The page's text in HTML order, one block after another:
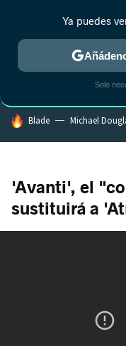
MENÚ
ESTRENOS
HOY SE HABLA DE
Blade Michael
'Avanti', el
sustituirá a
Ya puedes
Solo